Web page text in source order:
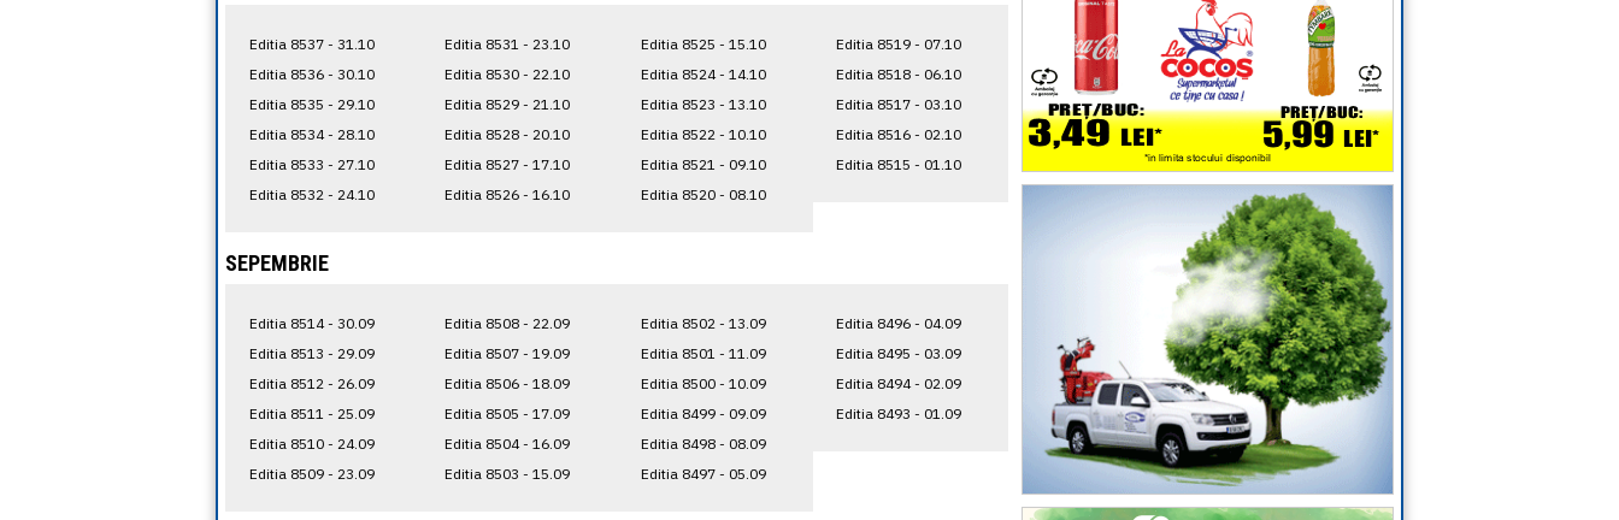
Editia 8537 - 31.10
Editia 8536 - 30.10
Editia 8535 - 29.10
Editia 8534 - 28.10
Editia 8533 - 27.10
Editia 8532 - 24.10
Editia 8531 - 23.10
Editia 8530 - 22.10
Editia 8529 - 21.10
Editia 8528 - 20.10
Editia 8527 - 17.10
Editia 8526 - 16.10
Editia 8525 - 15.10
Editia 8524 - 14.10
Editia 8523 - 13.10
Editia 8522 - 10.10
Editia 8521 - 09.10
Editia 8520 - 08.10
Editia 8519 - 07.10
Editia 8518 - 06.10
Editia 8517 - 03.10
Editia 8516 - 02.10
Editia 8515 - 01.10
SEPEMBRIE
Editia 8514 - 30.09
Editia 8513 - 29.09
Editia 8512 - 26.09
Editia 8511 - 25.09
Editia 8510 - 24.09
Editia 8509 - 23.09
Editia 8508 - 22.09
Editia 8507 - 19.09
Editia 8506 - 18.09
Editia 8505 - 17.09
Editia 8504 - 16.09
Editia 8503 - 15.09
Editia 8502 - 13.09
Editia 8501 - 11.09
Editia 8500 - 10.09
Editia 8499 - 09.09
Editia 8498 - 08.09
Editia 8497 - 05.09
Editia 8496 - 04.09
Editia 8495 - 03.09
Editia 8494 - 02.09
Editia 8493 - 01.09